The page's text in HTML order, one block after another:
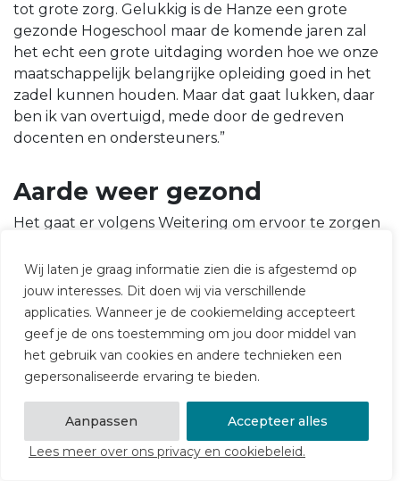
Wij laten je graag informatie zien die is afgestemd op
jouw interesses. Dit doen wij via verschillende
applicaties. Wanneer je de cookiemelding accepteert
geef je de ons toestemming om jou door middel van
het gebruik van cookies en andere technieken een
gepersonaliseerde ervaring te bieden.
Aanpassen
Accepteer alles
Lees meer over ons privacy en cookiebeleid.
tot grote zorg. Gelukkig is de Hanze een grote
gezonde Hogeschool maar de komende jaren zal
het echt een grote uitdaging worden hoe we onze
maatschappelijk belangrijke opleiding goed in het
zadel kunnen houden. Maar dat gaat lukken, daar
ben ik van overtuigd, mede door de gedreven
docenten en ondersteuners.”
Aarde weer gezond
Het gaat er volgens Weitering om ervoor te zorgen
gezond krijgen. Dat is voor ons als opleiding op
meerdere vlakken de grootste uitdaging”,
benadrukt ze. “Samenwerken met andere
disciplines is daarvoor erg belangrijk en daar
hebben we met elkaar nog wel wat in te
ontwikkelen. Verder zijn we bezig om een stuk
gelukkig grote stappen aan het maken, zowel
binnen het curriculum als ook in de organisatie van
het onderwijs, bijvoorbeeld in de keuken.”